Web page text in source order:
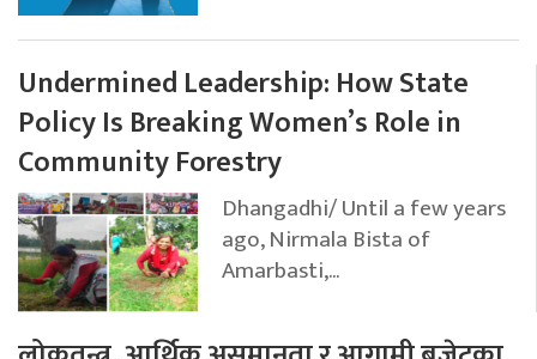
Undermined Leadership: How State
Policy Is Breaking Women’s Role in
Community Forestry
Dhangadhi/ Until a few years
ago, Nirmala Bista of
Amarbasti,...